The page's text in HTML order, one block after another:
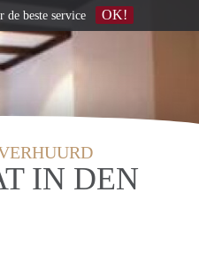
IN DEN
de beste service OK!